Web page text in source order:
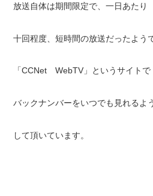
放送自体は期間限定で、一日あたり
十回程度、短時間の放送だったよう
「CCNet WebTV」というサイトで
バックナンバーをいつでも見れるよ
して頂いています。